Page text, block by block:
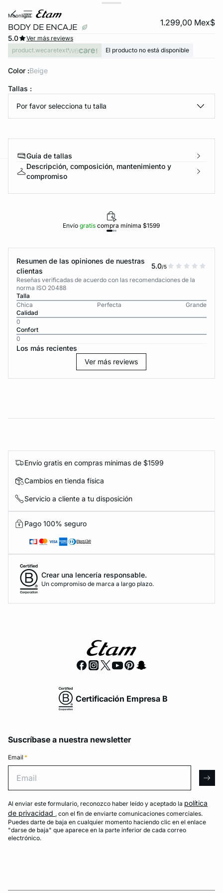
DE PANTIES
moonlight
BODY DE ENCAJE 1.299,00 Mex$
5.0
Ver más reviews
product.wecaretext
El producto no está disponible
Color : beige
Tallas :
Por favor selecciona tu talla
Guía de tallas
Descripción, composición, mantenimiento y
compromiso
Envíogratiscompra mínima $1599
Resumen de las opiniones de nuestras
clientas
5.0/5
Reseñas verificadas de acuerdo con las recomendaciones de la
norma ISO 20488
Talla
Chica
Perfecta
Grande
Calidad
0
Confort
0
Los más recientes
Ver más reviews
Envío gratis en compras mínimas de $1599
Cambios en tienda física
Servicio a cliente a tu disposición
Pago 100% seguro
Crear una lencería responsable.
Un compromiso de marca a largo plazo.
Certificación Empresa B
Suscríbase a nuestra newsletter
Email *
Al enviar este formulario, reconozco haber leído y aceptado la política
de privacidad , con el fin de enviarte comunicaciones comerciales.
Puedes darte de baja en cualquier momento haciendo clic en el enlace
"darse de baja" que aparece en la parte inferior de cada correo
electrónico.